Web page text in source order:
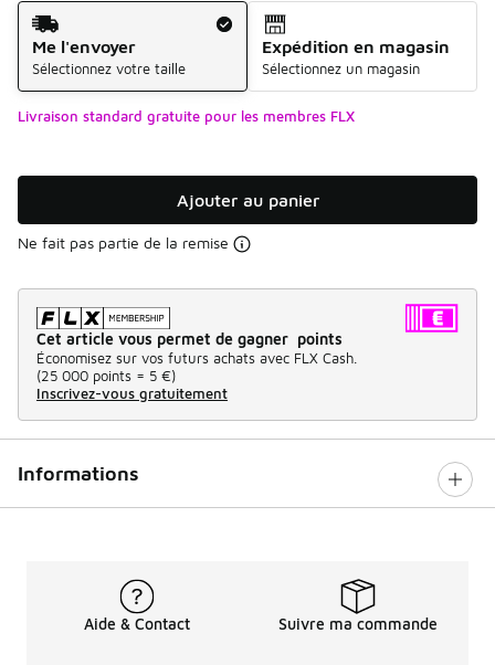
Mode d'expédition
Me l'envoyer
Sélectionnez votre taille
Expédition en magasin
Sélectionnez un magasin
Livraison standard gratuite pour les membres FLX
Ajouter au panier
Ne fait pas partie de la remise
Cet article vous permet de gagner points
Économisez sur vos futurs achats avec FLX Cash.
(25 000 points = 5 €)
Inscrivez-vous gratuitement
Informations
Aide & Contact Suivre ma commande